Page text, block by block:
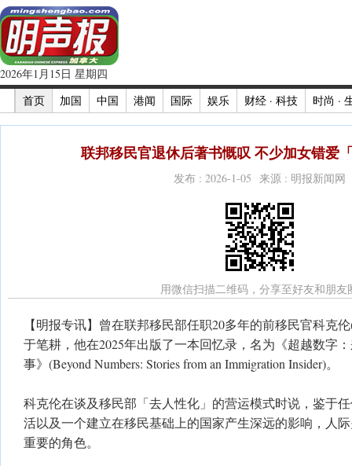
2026年1月15日 星期四
首页
加国 中国 港闻 国际 娱乐 财经 · 科技 时尚 ·
联邦移民官退休后著书慨叹 不少加女错爱
发布 : 2026-1-05 来源 : 明报新闻网
用微信扫描二维码，分享至好友和朋友
【明报专讯】曾在联邦移民部任职20多年的前移民官科克
于笔耕，他在2025年出版了一本回忆录，名为《超越数字
事》(Beyond Numbers: Stories from an Immigration Insider)。
科克伦在谈及移民部「去人性化」的营运模式时说，鉴于
活以及一个建立在移民基础上的国家产生深远的影响，人
重要的角色。